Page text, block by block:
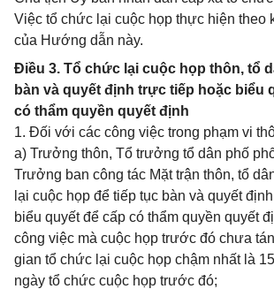
Việc tổ chức lại cuộc họp thực hiện theo
của Hướng dẫn này.
Điều 3. Tổ chức lại cuộc họp thôn, tổ
bàn và quyết định trực tiếp hoặc biểu
có thẩm quyền quyết định
1. Đối với các công việc trong phạm vi
a) Trưởng thôn, Tổ trưởng tổ dân phố
Trưởng ban công tác Mặt trận thôn, tổ
lại cuộc họp để tiếp tục bàn và quyết
biểu quyết để cấp có thẩm quyền quyết
công việc mà cuộc họp trước đó chưa
gian tổ chức lại cuộc họp chậm nhất là
ngày tổ chức cuộc họp trước đó;